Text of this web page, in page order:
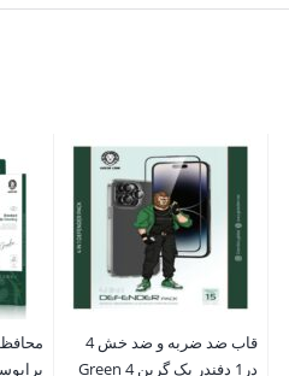
قاب ضد ضربه و ضد خش 4
در1 دفندر پک گرین Green 4